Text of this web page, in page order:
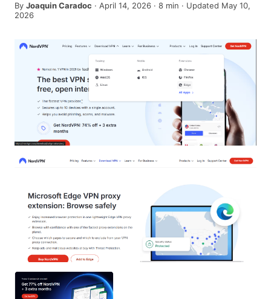
By Joaquin Caradoc · April 14, 2026 · 8 min · Updated May 10,
2026